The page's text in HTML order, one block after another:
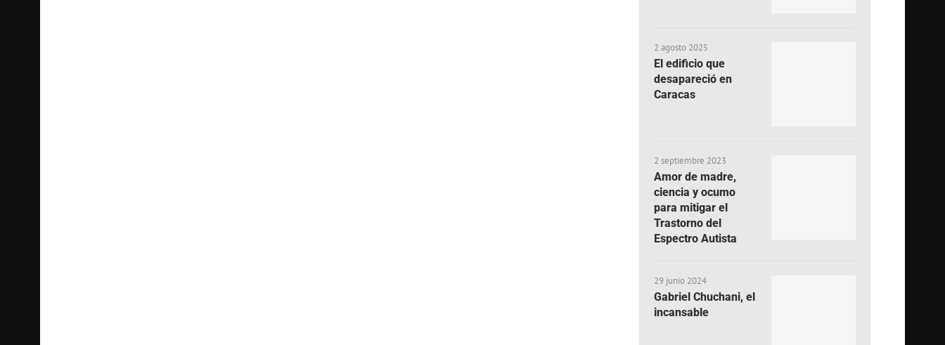
2 agosto 2025
El edificio que
desapareció en
Caracas
2 septiembre 2023
Amor de madre,
ciencia y ocumo
para mitigar el
Trastorno del
Espectro Autista
29 junio 2024
Gabriel Chuchani, el
incansable